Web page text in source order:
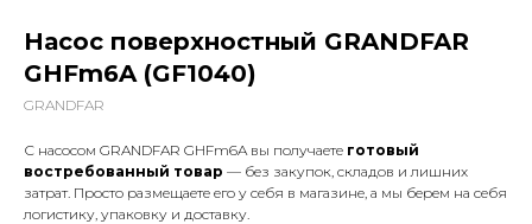
Насос поверхностный GRANDFAR
GHFm6A (GF1040)
GRANDFAR
С насосом GRANDFAR GHFm6A вы получаете готовый
востребованный товар — без закупок, складов и лишних
затрат. Просто размещаете его у себя в магазине, а мы берем на себя
логистику, упаковку и доставку.